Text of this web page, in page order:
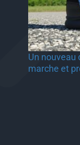
Un nouveau
marche et